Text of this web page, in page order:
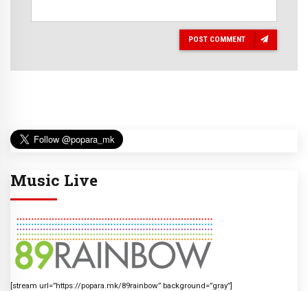
POST COMMENT
Music Live
[stream url=”https://popara.mk/89rainbow” background=”gray”]